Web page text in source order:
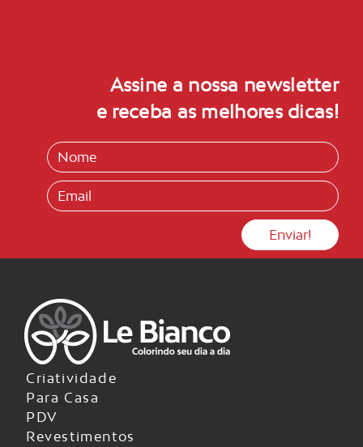
Assine a nossa newsletter
e receba as melhores dicas!
Criatividade
Para Casa
PDV
Revestimentos